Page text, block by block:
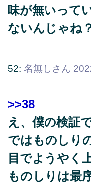
味が無いって
ないんじゃね？
52: 名無しさん
>>38
え、僕の検証
ではものしり
目でようやく
ものしりは最